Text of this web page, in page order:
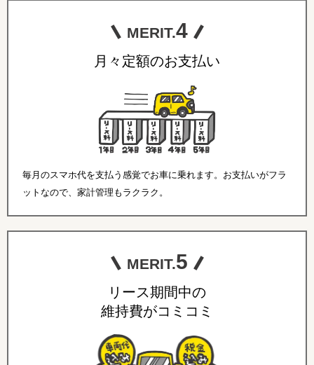
MERIT.4
月々定額のお支払い
毎月のスマホ代を支払う感覚でお車に乗れます。お支払いがフラ
ットなので、家計管理もラクラク。
MERIT.5
リース期間中の
維持費がコミコミ